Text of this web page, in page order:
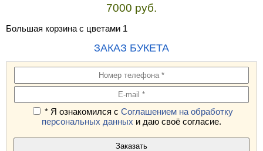
7000 руб.
Большая корзина с цветами 1
ЗАКАЗ БУКЕТА
* Я ознакомился с Соглашением на обработку
персональных данных и даю своё согласие.